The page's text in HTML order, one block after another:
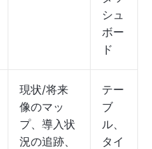
シュ
ボー
ド
現状/将来
像のマッ
プ、導入状
況の追跡、
テー
ブ
ル、
タイ